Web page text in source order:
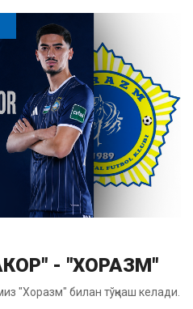
- "ХОРАЗМ"
"Хоразм" билан тўқнаш келади.